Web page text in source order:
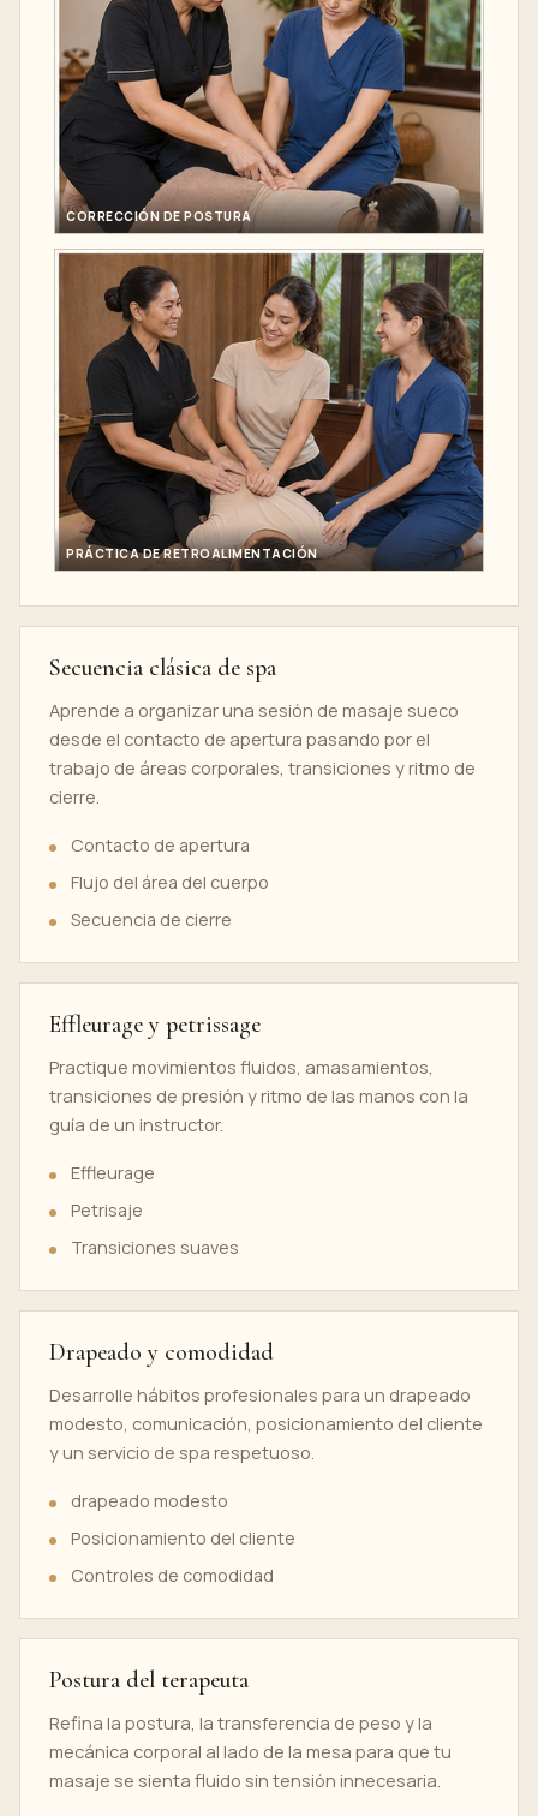
CORRECCIÓN DE POSTURA
PRÁCTICA DE RETROALIMENTACIÓN
Secuencia clásica de spa
Aprende a organizar una sesión de masaje sueco
desde el contacto de apertura pasando por el
trabajo de áreas corporales, transiciones y ritmo de
cierre.
Contacto de apertura
Flujo del área del cuerpo
Secuencia de cierre
Effleurage y petrissage
Practique movimientos fluidos, amasamientos,
transiciones de presión y ritmo de las manos con la
guía de un instructor.
Effleurage
Petrisaje
Transiciones suaves
Drapeado y comodidad
Desarrolle hábitos profesionales para un drapeado
modesto, comunicación, posicionamiento del cliente
y un servicio de spa respetuoso.
drapeado modesto
Posicionamiento del cliente
Controles de comodidad
Postura del terapeuta
Refina la postura, la transferencia de peso y la
mecánica corporal al lado de la mesa para que tu
masaje se sienta fluido sin tensión innecesaria.